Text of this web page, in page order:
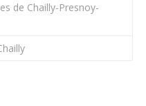
de Chailly-Presnoy-